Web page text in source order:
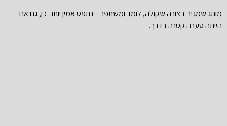
מותג שמגיב בצורה שקולה, לומד ומשתפר – נתפס אמין יותר. כן, גם אם
הייתה סערה קטנה בדרך.